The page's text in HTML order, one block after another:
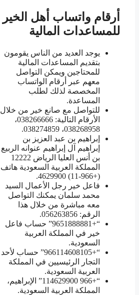
أرقام واتساب أهل الخير
للمساعدات المالية
يوجد العديد من الناس يقومون
بتقديم المساعدات المالية
للمحتاجين ويمكن التواصل
معهم عبر أرقام الواتساب
المخصصة لذلك لطلب
المساعدة.
للتواصل مع صانع خير من خلال
الأرقام التالية: 038266666،
038268958، 038274859.
إبراهيم بن عبد العزيز بن
إبراهيم آل إبراهيم عنوانه الربيع
بن أنس العليا الرياض 12222
المملكة العربية السعودية هاتف
(+966-11) 4629900.
فاعل خير رجل الأعمال السيد
محمد سلمان يمكنك التواصل
معه مباشرة من خلال هذا
الرقم: 056263856.
“+9651888881” حساب فاعل
خير في المملكة العربية
السعودية.
“+966114608105” حساب لأحد
التجار الرئيسيين في المملكة
العربية السعودية.
“+966 114629900” الإبراهيم،
المملكة العربية السعودية.